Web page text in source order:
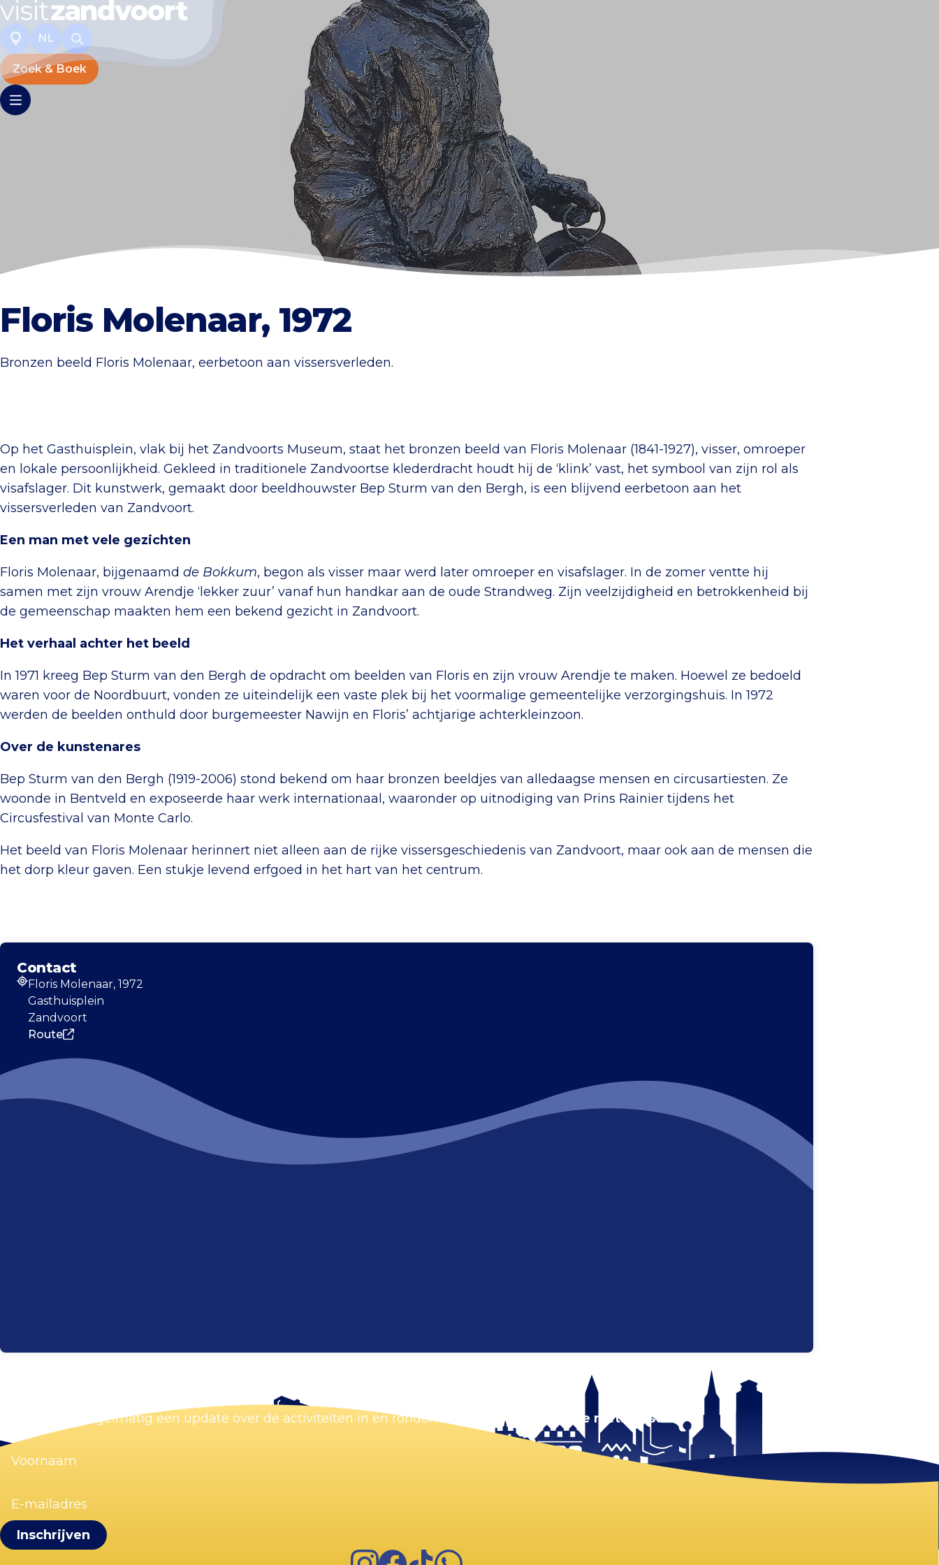
NL
Zoek & Boek
Floris Molenaar, 1972
Bronzen beeld Floris Molenaar, eerbetoon aan vissersverleden.
Op het Gasthuisplein, vlak bij het Zandvoorts Museum, staat het bronzen beeld van Floris Molenaar (1841-1927), visser, omroeper
en lokale persoonlijkheid. Gekleed in traditionele Zandvoortse klederdracht houdt hij de ‘klink’ vast, het symbool van zijn rol als
visafslager. Dit kunstwerk, gemaakt door beeldhouwster Bep Sturm van den Bergh, is een blijvend eerbetoon aan het
vissersverleden van Zandvoort.
Een man met vele gezichten
Floris Molenaar, bijgenaamd de Bokkum, begon als visser maar werd later omroeper en visafslager. In de zomer ventte hij
samen met zijn vrouw Arendje ‘lekker zuur’ vanaf hun handkar aan de oude Strandweg. Zijn veelzijdigheid en betrokkenheid bij
de gemeenschap maakten hem een bekend gezicht in Zandvoort.
Het verhaal achter het beeld
In 1971 kreeg Bep Sturm van den Bergh de opdracht om beelden van Floris en zijn vrouw Arendje te maken. Hoewel ze bedoeld
waren voor de Noordbuurt, vonden ze uiteindelijk een vaste plek bij het voormalige gemeentelijke verzorgingshuis. In 1972
werden de beelden onthuld door burgemeester Nawijn en Floris’ achtjarige achterkleinzoon.
Over de kunstenares
Bep Sturm van den Bergh (1919-2006) stond bekend om haar bronzen beeldjes van alledaagse mensen en circusartiesten. Ze
woonde in Bentveld en exposeerde haar werk internationaal, waaronder op uitnodiging van Prins Rainier tijdens het
Circusfestival van Monte Carlo.
Het beeld van Floris Molenaar herinnert niet alleen aan de rijke vissersgeschiedenis van Zandvoort, maar ook aan de mensen die
het dorp kleur gaven. Een stukje levend erfgoed in het hart van het centrum.
Contact
Adres
Floris Molenaar, 1972
Gasthuisplein
Zandvoort
Route
Wij sturen je regelmatig een update over de activiteiten in en rondom Zandvoort. Zorg dat je niets mist!
Voornaam
(Vereist)
mailadres
InstagramFacebook
TikTokWhatsApp